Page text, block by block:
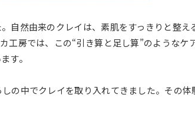
自然由来のクレイは、素肌をすっきりと整え
工房では、この“引き算と足し算”のようなケ
す。
の中でクレイを取り入れてきました。その体